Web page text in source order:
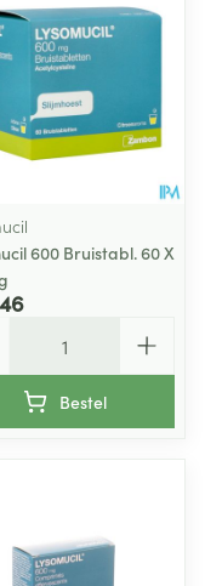
600 Bruistabl. 60 X
Bestel